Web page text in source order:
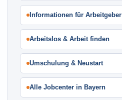
Informationen für Arbeitgeber
Arbeitslos & Arbeit finden
Umschulung & Neustart
Alle Jobcenter in Bayern